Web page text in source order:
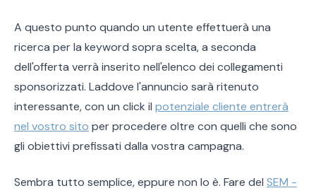
A questo punto quando un utente effettuerà una
ricerca per la keyword sopra scelta, a seconda
dell'offerta verrà inserito nell'elenco dei collegamenti
sponsorizzati. Laddove l'annuncio sarà ritenuto
interessante, con un click il potenziale cliente entrerà
nel vostro sito per procedere oltre con quelli che sono
gli obiettivi prefissati dalla vostra campagna.
Sembra tutto semplice, eppure non lo è. Fare del SEM -